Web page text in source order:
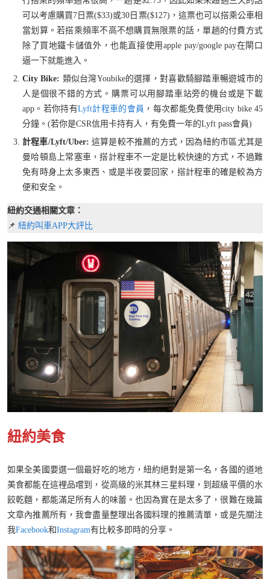
可以考慮購買7日票($33)或30日票($127)，這票也可以搭乘公車相
當划算。若搭乘頻率不高不想購買無限票的話，單趟的付費方式
除了買地鐵卡儲值外，也能直接使用apple pay/google pay在閘口
逼一下就能進入。
City Bike: 類似台灣Youbike的選擇，對喜歡騎腳踏車暢遊城市的
人是個很不錯的方式。購票可以用腳踏車站旁的機台或是下載
app。若你持有Lyft計程車的會員 ，每次都能免費使用city bike 45
分鐘。(若你是CSR信用卡持有人，有免費一年的Lyft pass會員)
計程車/Lyft/Uber: 這算是較不推薦的方式，因為紐約市區尤其是
曼哈頓島上常塞車，搭計程車不一定是比較快速的方式，不過難
免有時身上太多東西、或是半夜要回家，搭計程車的確是較為方
便和安全。
紐約交通相關文章：
📌 紐約叫車APP大評比
紐約美食
如果全美國要選一個最好吃的地方，紐約絕對是第一名，各國的道地
美食都能在這裡品嚐到，從高級的米其林三星料理，到超級平價的水
餃乾麵，都能滿足所有人的味蕾。也因為實在是太多了，很難在幾篇
文章內推薦所有，我會盡量整理出各國料理的推薦清單，或是先關注
我Facebook和Instagram有比較多即時的分享。